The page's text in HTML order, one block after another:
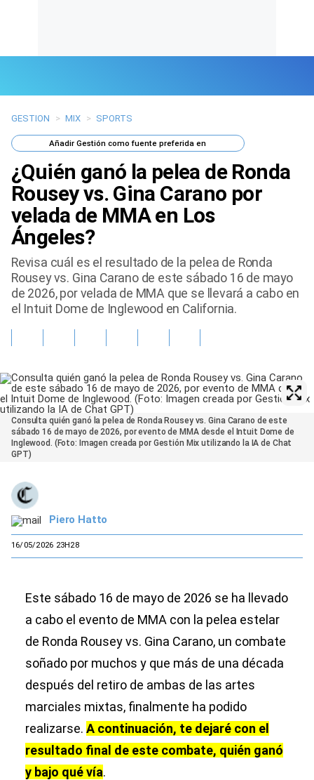
Últimas Noticias
Mi Bolsillo
Respuestas
Gente
Vida Laboral
Tendencias Mix
Sports
GESTION > MIX > SPORTS
AñadirGestión como fuente preferida en
¿Quién ganó la pelea de Ronda
Rousey vs. Gina Carano por
velada de MMA en Los
Ángeles?
Revisa cuál es el resultado de la pelea de Ronda
Rousey vs. Gina Carano de este sábado 16 de mayo
de 2026, por velada de MMA que se llevará a cabo en
el Intuit Dome de Inglewood en California.
Consulta quién ganó la pelea de Ronda Rousey vs. Gina Carano de este
sábado 16 de mayo de 2026, por evento de MMA desde el Intuit Dome de
Inglewood. (Foto: Imagen creada por Gestión Mix utilizando la IA de Chat
GPT)
Piero Hatto
16/05/2026 23H28
Este sábado 16 de mayo de 2026 se ha llevado
a cabo el evento de MMA con la pelea estelar
de Ronda Rousey vs. Gina Carano, un combate
soñado por muchos y que más de una década
después del retiro de ambas de las artes
marciales mixtas, finalmente ha podido
realizarse. A continuación, te dejaré con el
resultado final de este combate, quién ganó
y bajo qué vía.